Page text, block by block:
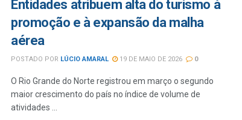
Entidades atribuem alta do turismo à
promoção e à expansão da malha
aérea
POSTADO POR LÚCIO AMARAL 19 DE MAIO DE 2026 0
O Rio Grande do Norte registrou em março o segundo
maior crescimento do país no índice de volume de
atividades ...